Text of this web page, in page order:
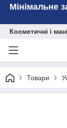
Мінімальне
Косметичні і
Товари